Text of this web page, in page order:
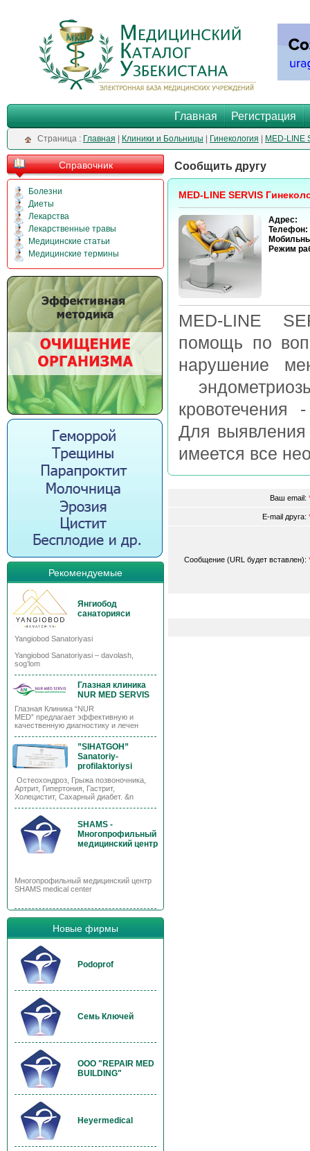
Главная Регистрация
Cтраница : Главная Клиники и Больницы Гинекология MED-LINE
Справочник
Болезни
Диеты
Лекарства
Лекарственные травы
Медицинские статьи
Медицинские термины
Рекомендуемые
Янгиобод
санаторияси
Yangiobod Sanatoriyasi
Yangiobod Sanatoriyasi – davolash,
sog’lom
Глазная клиника
NUR MED SERVIS
Глазная Клиника “NUR
MED” предлагает эффективную и
качественную диагностику и лечен
”SIHATGOH”
Sanatoriy-
profilaktoriysi
Остеохондроз, Грыжа позвоночника,
Артрит, Гипертония, Гастрит,
Холецистит, Сахарный диабет. &n
SHAMS -
Многопрофильный
медицинский центр
Многопрофильный медицинский центр
SHAMS medical center
Новые фирмы
Podoprof
Семь Ключей
OOO "REPAIR MED
BUILDING"
Heyermedical
Сообщить другу
MED-LINE SERVIS
Адрес:
Телефон:
Режим
MED-LINE
помощь по
нарушение
кровотечения
Для выявления
имеется все
Ваш email:
E-mail друга:
Сообщение (URL будет вставлен):